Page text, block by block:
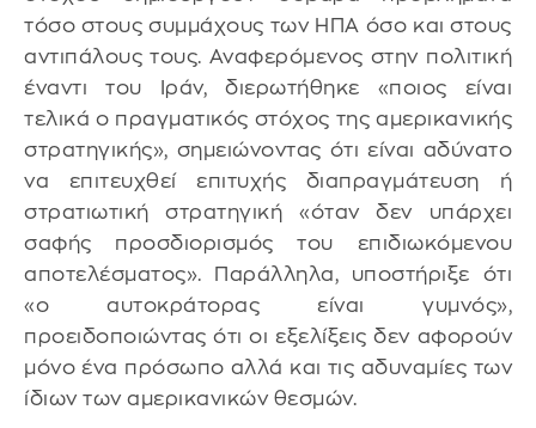
τόσο στους συμμάχους των ΗΠΑ όσο και στους
αντιπάλους τους. Αναφερόμενος στην πολιτική
έναντι του Ιράν, διερωτήθηκε «ποιος είναι
τελικά ο πραγματικός στόχος της αμερικανικής
στρατηγικής», σημειώνοντας ότι είναι αδύνατο
να επιτευχθεί επιτυχής διαπραγμάτευση ή
στρατιωτική στρατηγική «όταν δεν υπάρχει
σαφής προσδιορισμός του επιδιωκόμενου
αποτελέσματος». Παράλληλα, υποστήριξε ότι
«ο αυτοκράτορας είναι γυμνός»,
προειδοποιώντας ότι οι εξελίξεις δεν αφορούν
μόνο ένα πρόσωπο αλλά και τις αδυναμίες των
ίδιων των αμερικανικών θεσμών.